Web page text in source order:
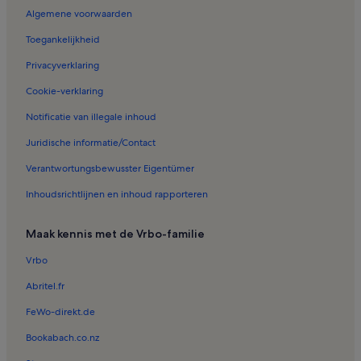
Chalets in Grimentz
Chalets in Vissoie
Algemene voorwaarden
Toegankelijkheid
Privacyverklaring
Cookie-verklaring
Notificatie van illegale inhoud
Juridische informatie/Contact
Verantwortungsbewusster Eigentümer
Inhoudsrichtlijnen en inhoud rapporteren
Maak kennis met de Vrbo-familie
Vrbo
Abritel.fr
FeWo-direkt.de
Bookabach.co.nz